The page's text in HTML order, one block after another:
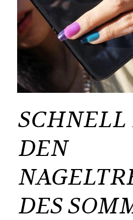
SCHNELL
DEN
DES